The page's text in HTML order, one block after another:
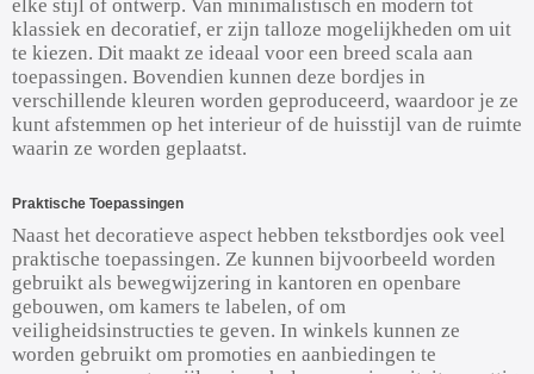
elke stijl of ontwerp. Van minimalistisch en modern tot
klassiek en decoratief, er zijn talloze mogelijkheden om uit
te kiezen. Dit maakt ze ideaal voor een breed scala aan
toepassingen. Bovendien kunnen deze bordjes in
verschillende kleuren worden geproduceerd, waardoor je ze
kunt afstemmen op het interieur of de huisstijl van de ruimte
waarin ze worden geplaatst.
Praktische Toepassingen
Naast het decoratieve aspect hebben tekstbordjes ook veel
praktische toepassingen. Ze kunnen bijvoorbeeld worden
gebruikt als bewegwijzering in kantoren en openbare
gebouwen, om kamers te labelen, of om
veiligheidsinstructies te geven. In winkels kunnen ze
worden gebruikt om promoties en aanbiedingen te